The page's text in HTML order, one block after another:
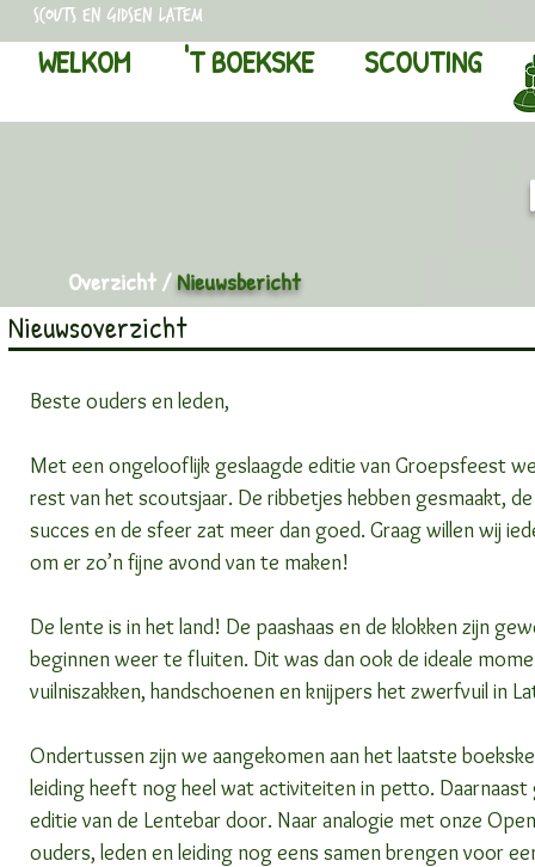
scouts en gidsen latem
WELKOM 'T BOEKSKE SCOUTING
Overzicht/Nieuwsbericht
Nieuwsoverzicht
Beste ouders en leden,
Met een ongelooflijk geslaagde editie van Groepsfeest
rest van het scoutsjaar. De ribbetjes hebben gesmaakt,
succes en de sfeer zat meer dan goed. Graag willen wij
om er zo’n fijne avond van te maken!
De lente is in het land! De paashaas en de klokken zijn
beginnen weer te fluiten. Dit was dan ook de ideale
vuilniszakken, handschoenen en knijpers het zwerfvuil in
Ondertussen zijn we aangekomen aan het laatste
leiding heeft nog heel wat activiteiten in petto.
editie van de Lentebar door. Naar analogie met onze
ouders, leden en leiding nog eens samen brengen voor